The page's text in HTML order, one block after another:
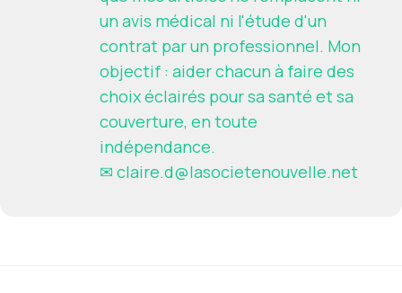
un avis médical ni l'étude d'un
contrat par un professionnel. Mon
objectif : aider chacun à faire des
choix éclairés pour sa santé et sa
couverture, en toute
indépendance.
✉ claire.d@lasocietenouvelle.net